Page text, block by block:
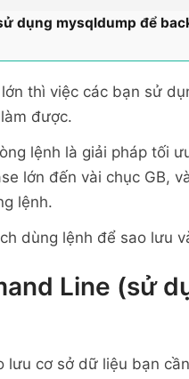
dụng mysqldump để
thì việc các bạn sử
được.
lệnh là giải pháp tối
lớn đến vài chục GB,
lệnh.
dùng lệnh để sao lưu
Line (sử
cơ sở dữ liệu bạn